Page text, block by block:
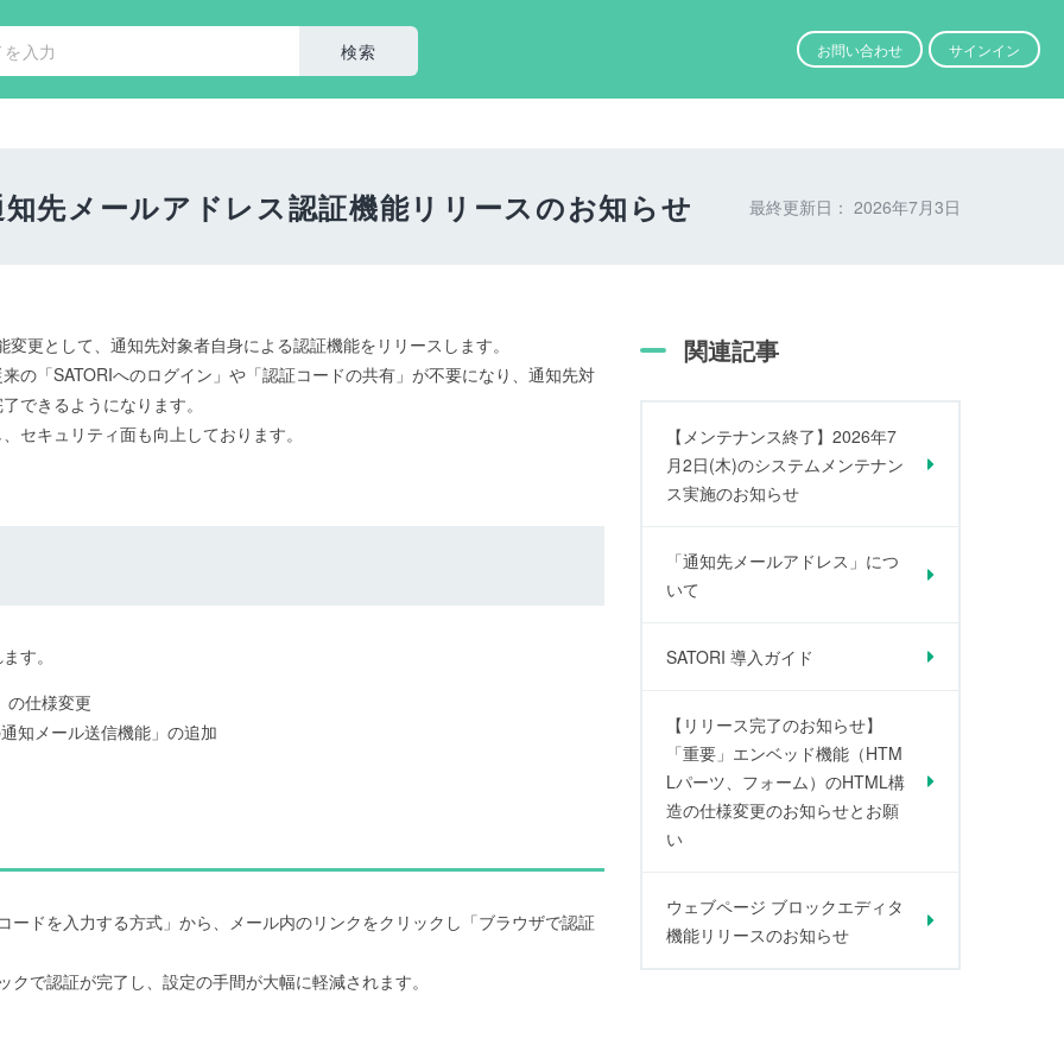
サインイン
先メールアドレス認証機能リリースのお知らせ 最終更新日： 2026年7月3日
更として、通知先対象者自身による認証機能をリリースします。
の「SATORIへのログイン」や「認証コードの共有」が不要になり、通知先対
できるようになります。
セキュリティ面も向上しております。
す。
の仕様変更
知メール送信機能」の追加
ドを入力する方式」から、メール内のリンクをクリックし「ブラウザで認証
で認証が完了し、設定の手間が大幅に軽減されます。
関連記事
【メンテナンス終了】2026年7
月2日(木)のシステムメンテナン
ス実施のお知らせ
「通知先メールアドレス」につ
いて
SATORI 導入ガイド
【リリース完了のお知らせ】
「重要」エンベッド機能（HTM
Lパーツ、フォーム）のHTML構
造の仕様変更のお知らせとお願
い
ウェブページ ブロックエディタ
機能リリースのお知らせ